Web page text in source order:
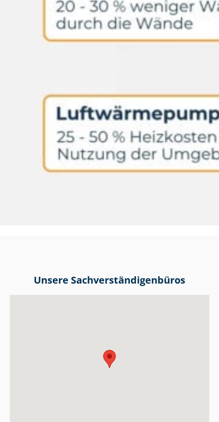
Unsere Sach­ver­stän­di­gen­bü­ros